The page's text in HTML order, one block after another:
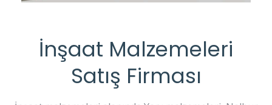
İnşaat Malzemeleri
Satış Firması